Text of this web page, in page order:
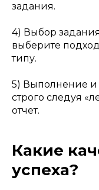
задания.
4) Выбор
выберите
типу.
5) Выполнение и
строго следуя
отчет.
Какие
успеха?